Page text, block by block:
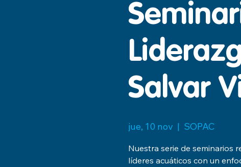
Salvar
jue, 10 nov
  |
SOPAC
Nuestra serie de seminarios
líderes acuáticos con un